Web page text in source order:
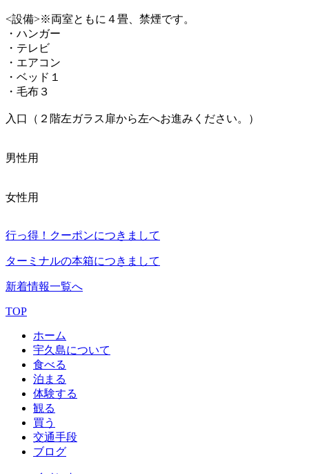
<設備>※両室ともに４畳、禁煙です。
・ハンガー
・テレビ
・エアコン
・ベッド１
・毛布３
入口（２階左ガラス扉から左へお進みください。）
男性用
女性用
行っ得！クーポンにつきまして
ターミナルの本箱につきまして
新着情報一覧へ
TOP
ホーム
宇久島について
食べる
泊まる
体験する
観る
買う
交通手段
ブログ